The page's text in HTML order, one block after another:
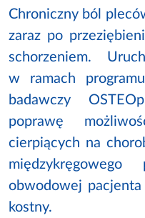
Chroniczny ból
zaraz po
schorzeniem.
w ramach
badawczy
poprawę
cierpiących na
obwodowej
kostny.